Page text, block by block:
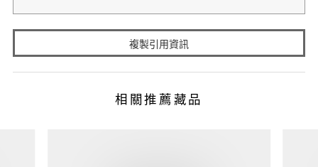
複製引用資訊
相關推薦藏品